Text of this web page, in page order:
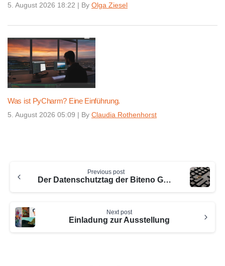
5. August 2026 18:22 | By Olga Ziesel
Was ist PyCharm? Eine Einführung.
5. August 2026 05:09 | By Claudia Rothenhorst
Reading
Previous post
Der Datenschutztag der Biteno GmbH – ein voller Erfolg!
Next post
Einladung zur Ausstellung